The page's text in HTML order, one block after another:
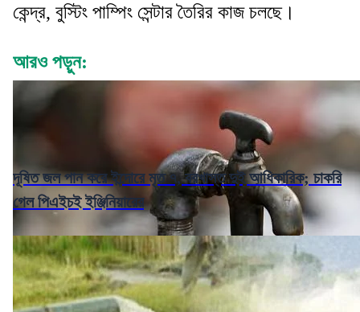
কেন্দ্র, বুস্টিং পাম্পিং সেন্টার তৈরির কাজ চলছে।
আরও পড়ুন:
দূষিত জল পান করে ইন্দোরে মৃত ৭, বরখাস্ত দুই আধিকারিক; চাকরি
গেল পিএইচই ইঞ্জিনিয়ারের